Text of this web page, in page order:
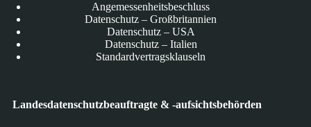
Angemessenheitsbeschluss
Datenschutz – Großbritannien
Datenschutz – USA
Datenschutz – Italien
Standardvertragsklauseln
Landesdatenschutzbeauftragte & -aufsichtsbehörden